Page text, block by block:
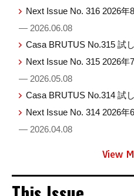
Next Issue No. 316 2026年
— 2026.06.08
Casa BRUTUS No.315 試
Next Issue No. 315 2026年
— 2026.05.08
Casa BRUTUS No.314 試
Next Issue No. 314 2026年
— 2026.04.08
View